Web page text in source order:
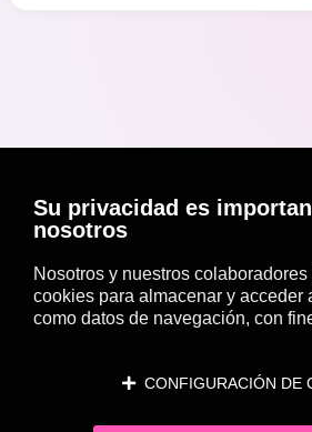
Su privacidad es
nosotros
Nosotros y nuestros
cookies para almacenar y acceder
como datos de navegación, con
CONFIGURACIÓN DE